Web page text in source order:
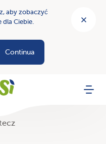
aby zobaczyć
Ciebie.
Continua
Menu